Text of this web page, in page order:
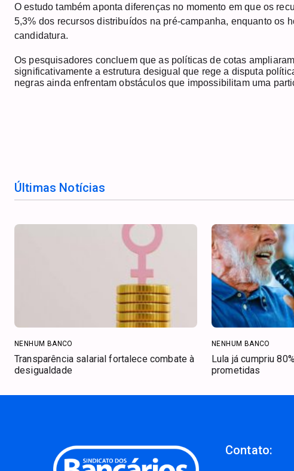
O estudo também aponta diferenças no momento em que os
5,3% dos recursos distribuídos na pré-campanha, enquanto os
candidatura.
Os pesquisadores concluem que as políticas de cotas
significativamente a estrutura desigual que rege a disputa
negras ainda enfrentam obstáculos que impossibilitam uma
Últimas Notícias
NENHUM BANCO
Transparência salarial fortalece combate à
desigualdade
NENHUM BANCO
Lula já cumpriu
prometidas
Contato: